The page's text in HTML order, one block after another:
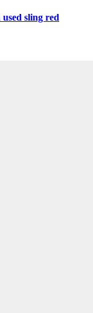
sling red